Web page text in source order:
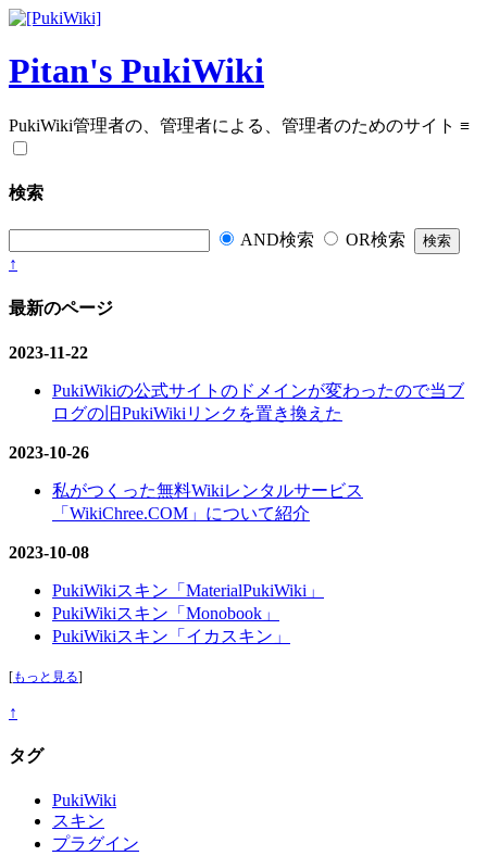
Pitan's PukiWiki
PukiWiki管理者の、管理者による、管理者のためのサイト ≡
検索
AND検索
OR検索
↑
最新のページ
2023-11-22
PukiWikiの公式サイトのドメインが変わったので当ブ
ログの旧PukiWikiリンクを置き換えた
2023-10-26
私がつくった無料Wikiレンタルサービス
「WikiChree.COM」について紹介
2023-10-08
PukiWikiスキン「MaterialPukiWiki」
PukiWikiスキン「Monobook」
PukiWikiスキン「イカスキン」
[もっと見る]
↑
タグ
PukiWiki
スキン
プラグイン